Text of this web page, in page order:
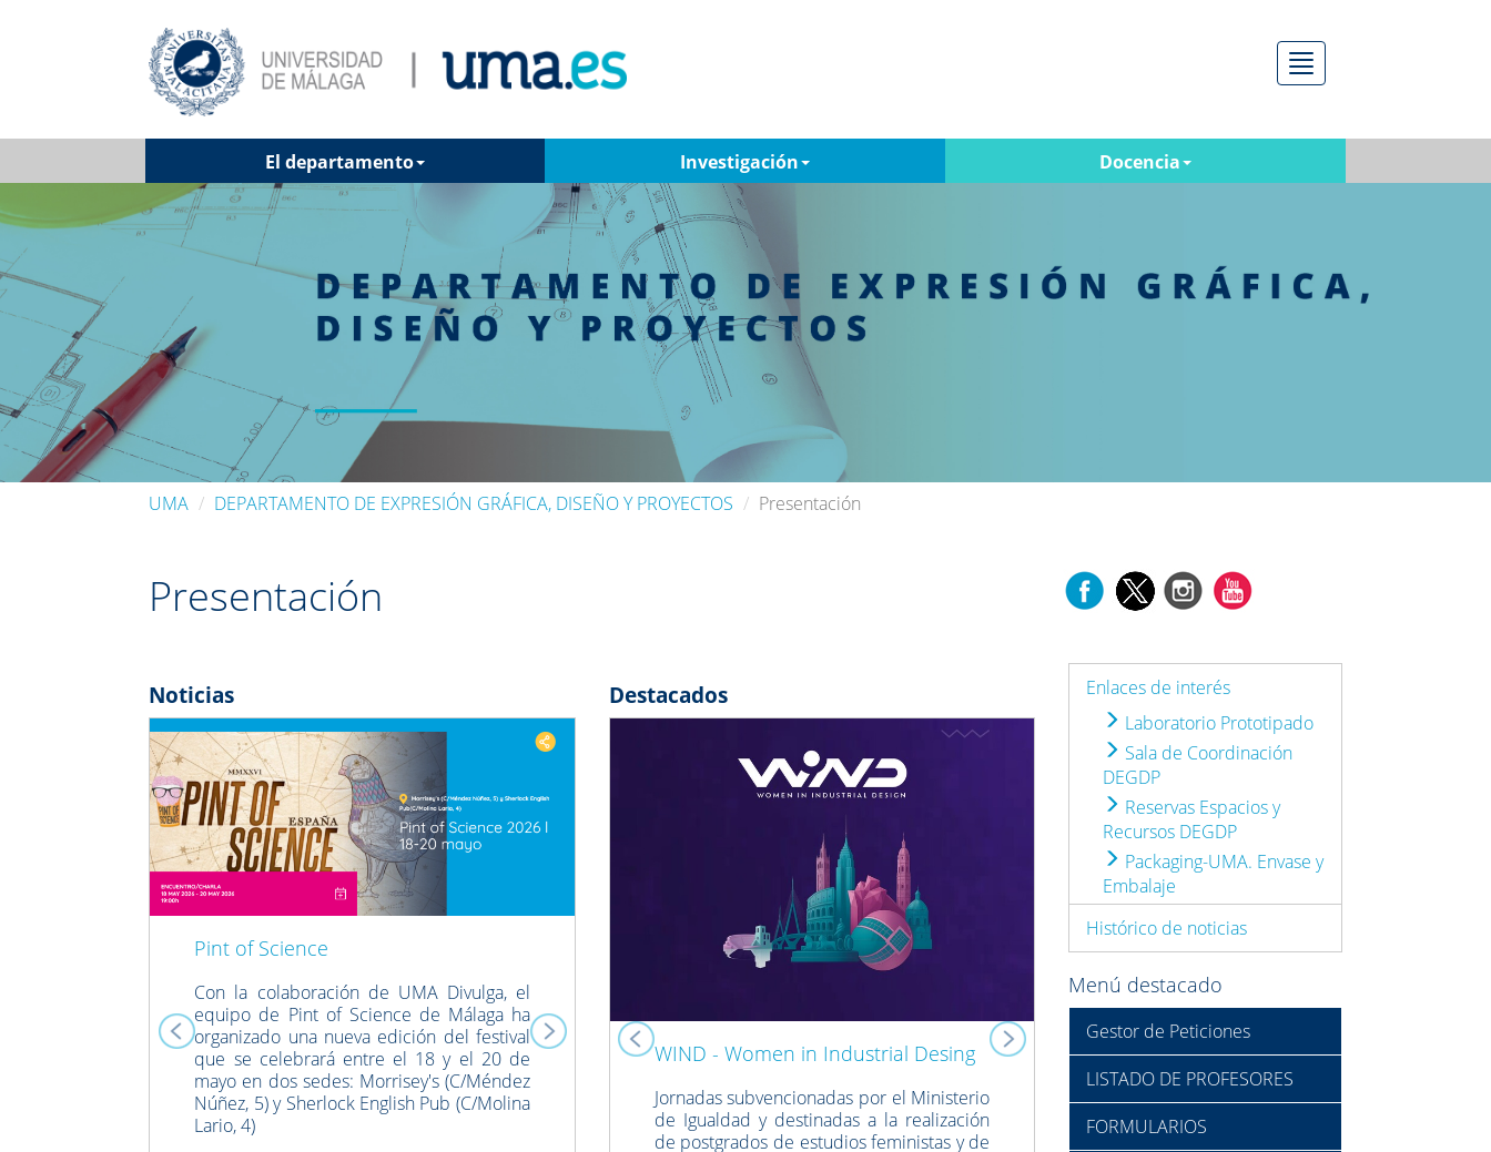
Menú
El departamento Investigación Docencia
UMA DEPARTAMENTO DE EXPRESIÓN GRÁFICA, DISEÑO Y PROYECTOS Presentación
Presentación
Noticias
Pint of Science
Con la colaboración de UMA Divulga, el
equipo de Pint of Science de Málaga ha
organizado una nueva edición del festival
que se celebrará entre el 18 y el 20 de
mayo en dos sedes: Morrisey's (C/Méndez
Núñez, 5) y Sherlock English Pub (C/Molina
Lario, 4)
Previous Next
Destacados
WIND - Women in Industrial Desing
Jornadas subvencionadas por el Ministerio
de Igualdad y destinadas a la realización
de postgrados de estudios feministas y de
Enlaces de interés
Laboratorio Prototipado
Sala de Coordinación
DEGDP
Reservas Espacios y
Recursos DEGDP
Packaging-UMA. Envase y
Embalaje
Histórico de noticias
Menú destacado
Gestor de Peticiones
LISTADO DE PROFESORES
FORMULARIOS